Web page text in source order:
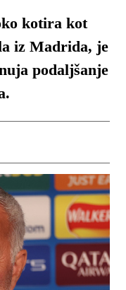
kotira kot
iz Madrida, je
podaljšanje